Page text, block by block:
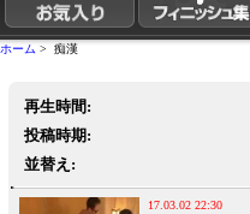
ホーム > 痴漢
再生時間:
投稿時期:
並替え:
17.03.02 22:30